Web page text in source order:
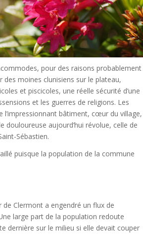
pour des raisons probablement
des moines clunisiens sur le plateau,
et piscicoles, une réelle sécurité d’une
et les guerres de religions. Les
l’impressionnant bâtiment, cœur du
douloureuse aujourd’hui révolue, celle de
Sébastien.
puisque la population de la commune
Clermont a engendré un flux de
large part de la population redoute
dernière sur le milieu si elle devait couper